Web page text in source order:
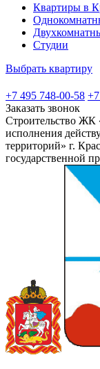
Квартиры в
Студии
Выбрать квартиру
+7 495 748-00-58
Заказать звонок
Строительство ЖК
исполнения
территорий» г.
государственной